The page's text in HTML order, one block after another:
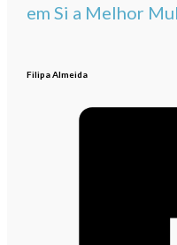
em Si a Melhor
Filipa Almeida